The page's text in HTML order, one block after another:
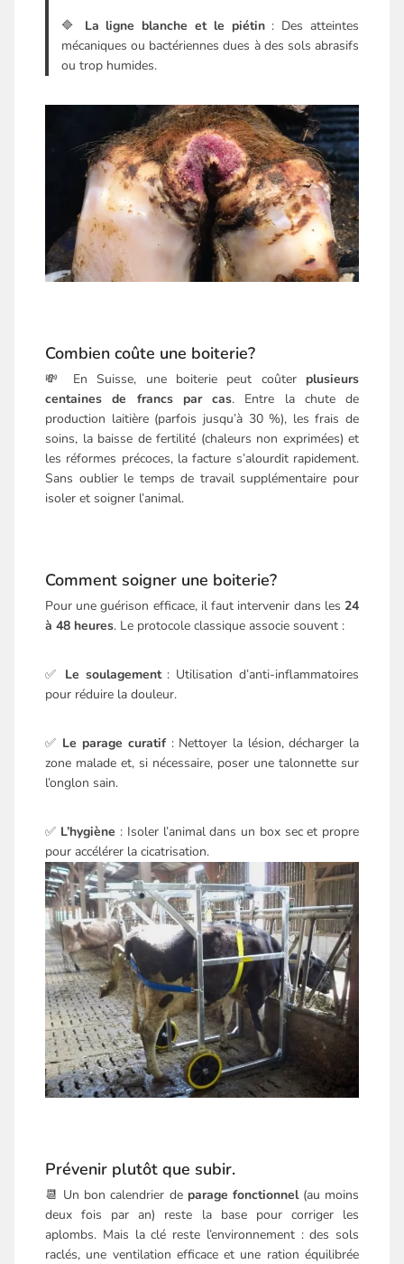
🔷 La ligne blanche et le piétin: Des atteintes
mécaniques ou bactériennes dues à des sols abrasifs
ou trop humides.
Combien coûte une boiterie?
💸 En Suisse, une boiterie peut coûter plusieurs
centaines de francs par cas. Entre la chute de
production laitière (parfois jusqu’à 30 %), les frais de
soins, la baisse de fertilité (chaleurs non exprimées) et
les réformes précoces, la facture s’alourdit rapidement.
Sans oublier le temps de travail supplémentaire pour
isoler et soigner l’animal.
Comment soigner une boiterie?
Pour une guérison efficace, il faut intervenir dans les 24
à 48 heures. Le protocole classique associe souvent :
✅ Le soulagement: Utilisation d’anti-inflammatoires
pour réduire la douleur.
✅ Le parage curatif: Nettoyer la lésion, décharger la
zone malade et, si nécessaire, poser une talonnette sur
l’onglon sain.
✅ L’hygiène : Isoler l’animal dans un box sec et propre
pour accélérer la cicatrisation.
Prévenir plutôt que subir.
📆 Un bon calendrier de parage fonctionnel(au moins
deux fois par an) reste la base pour corriger les
aplombs. Mais la clé reste l’environnement : des sols
raclés, une ventilation efficace et une ration équilibrée